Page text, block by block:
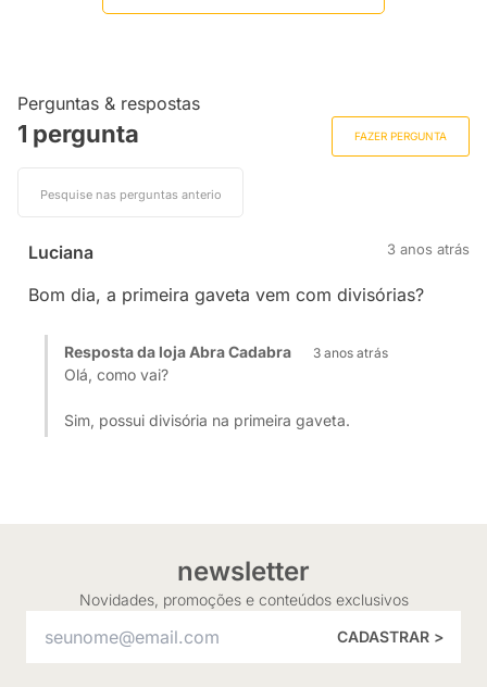
Perguntas & respostas
1 pergunta FAZER PERGUNTA
Luciana 3 anos atrás
Bom dia, a primeira gaveta vem com divisórias?
Resposta da loja Abra Cadabra 3 anos atrás
Olá, como vai?
Sim, possui divisória na primeira gaveta.
newsletter
Novidades, promoções e conteúdos exclusivos
CADASTRAR >